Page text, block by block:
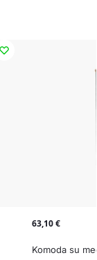
63,10€
Komoda su